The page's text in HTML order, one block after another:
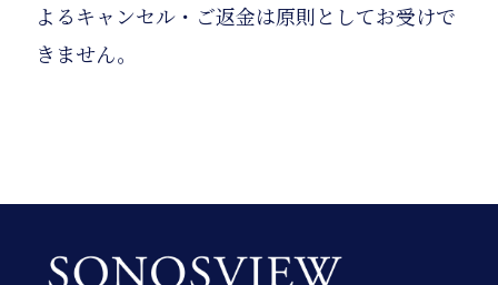
よるキャンセル・ご返金は原則としてお受けで
きません。